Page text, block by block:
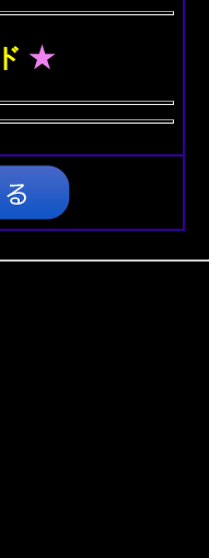
★